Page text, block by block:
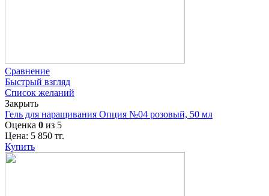
Сравнение
Быстрый взгляд
Список желаний
Закрыть
Гель для наращивания Опция №04 розовый, 50 мл
Оценка 0 из 5
Цена: 5 850 тг.
Купить